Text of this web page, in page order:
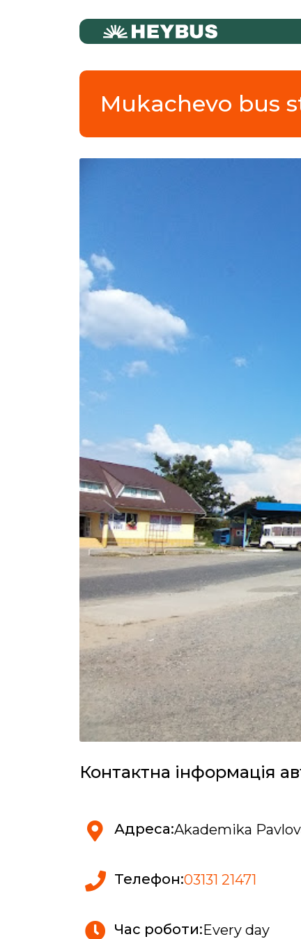
Mukachevo bus
Контактна інформація
Адреса:Akademika
Телефон:03131 21471
Час роботи:Every day